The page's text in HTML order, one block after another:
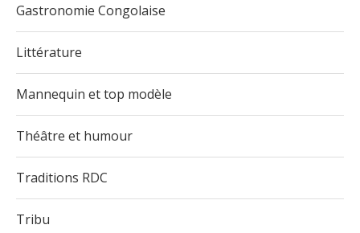
Gastronomie Congolaise
Littérature
Mannequin et top modèle
Théâtre et humour
Traditions RDC
Tribu